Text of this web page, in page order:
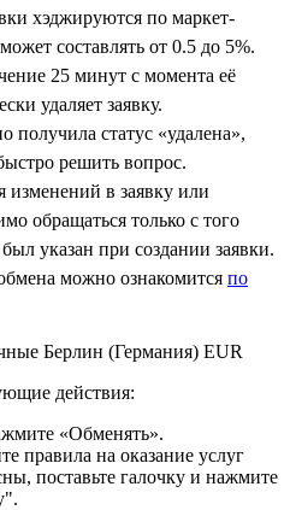
хэджируются по маркет-
составлять от 0.5 до 5%.
25 минут с момента её
удаляет заявку.
получила статус «удалена»,
решить вопрос.
изменений в заявку или
обращаться только с того
указан при создании заявки.
можно ознакомится по
Берлин (Германия) EUR
действия:
«Обменять».
правила на оказание услуг
поставьте галочку и нажмите